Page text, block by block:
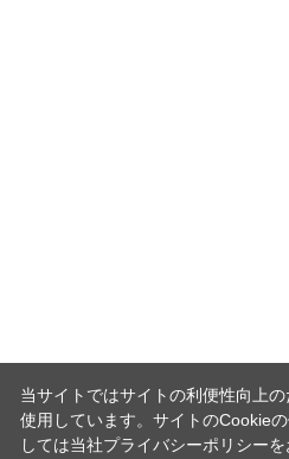
当サイトではサイトの利便性向上
使用しています。サイトのCookie
しては当社プライバシーポリシーを